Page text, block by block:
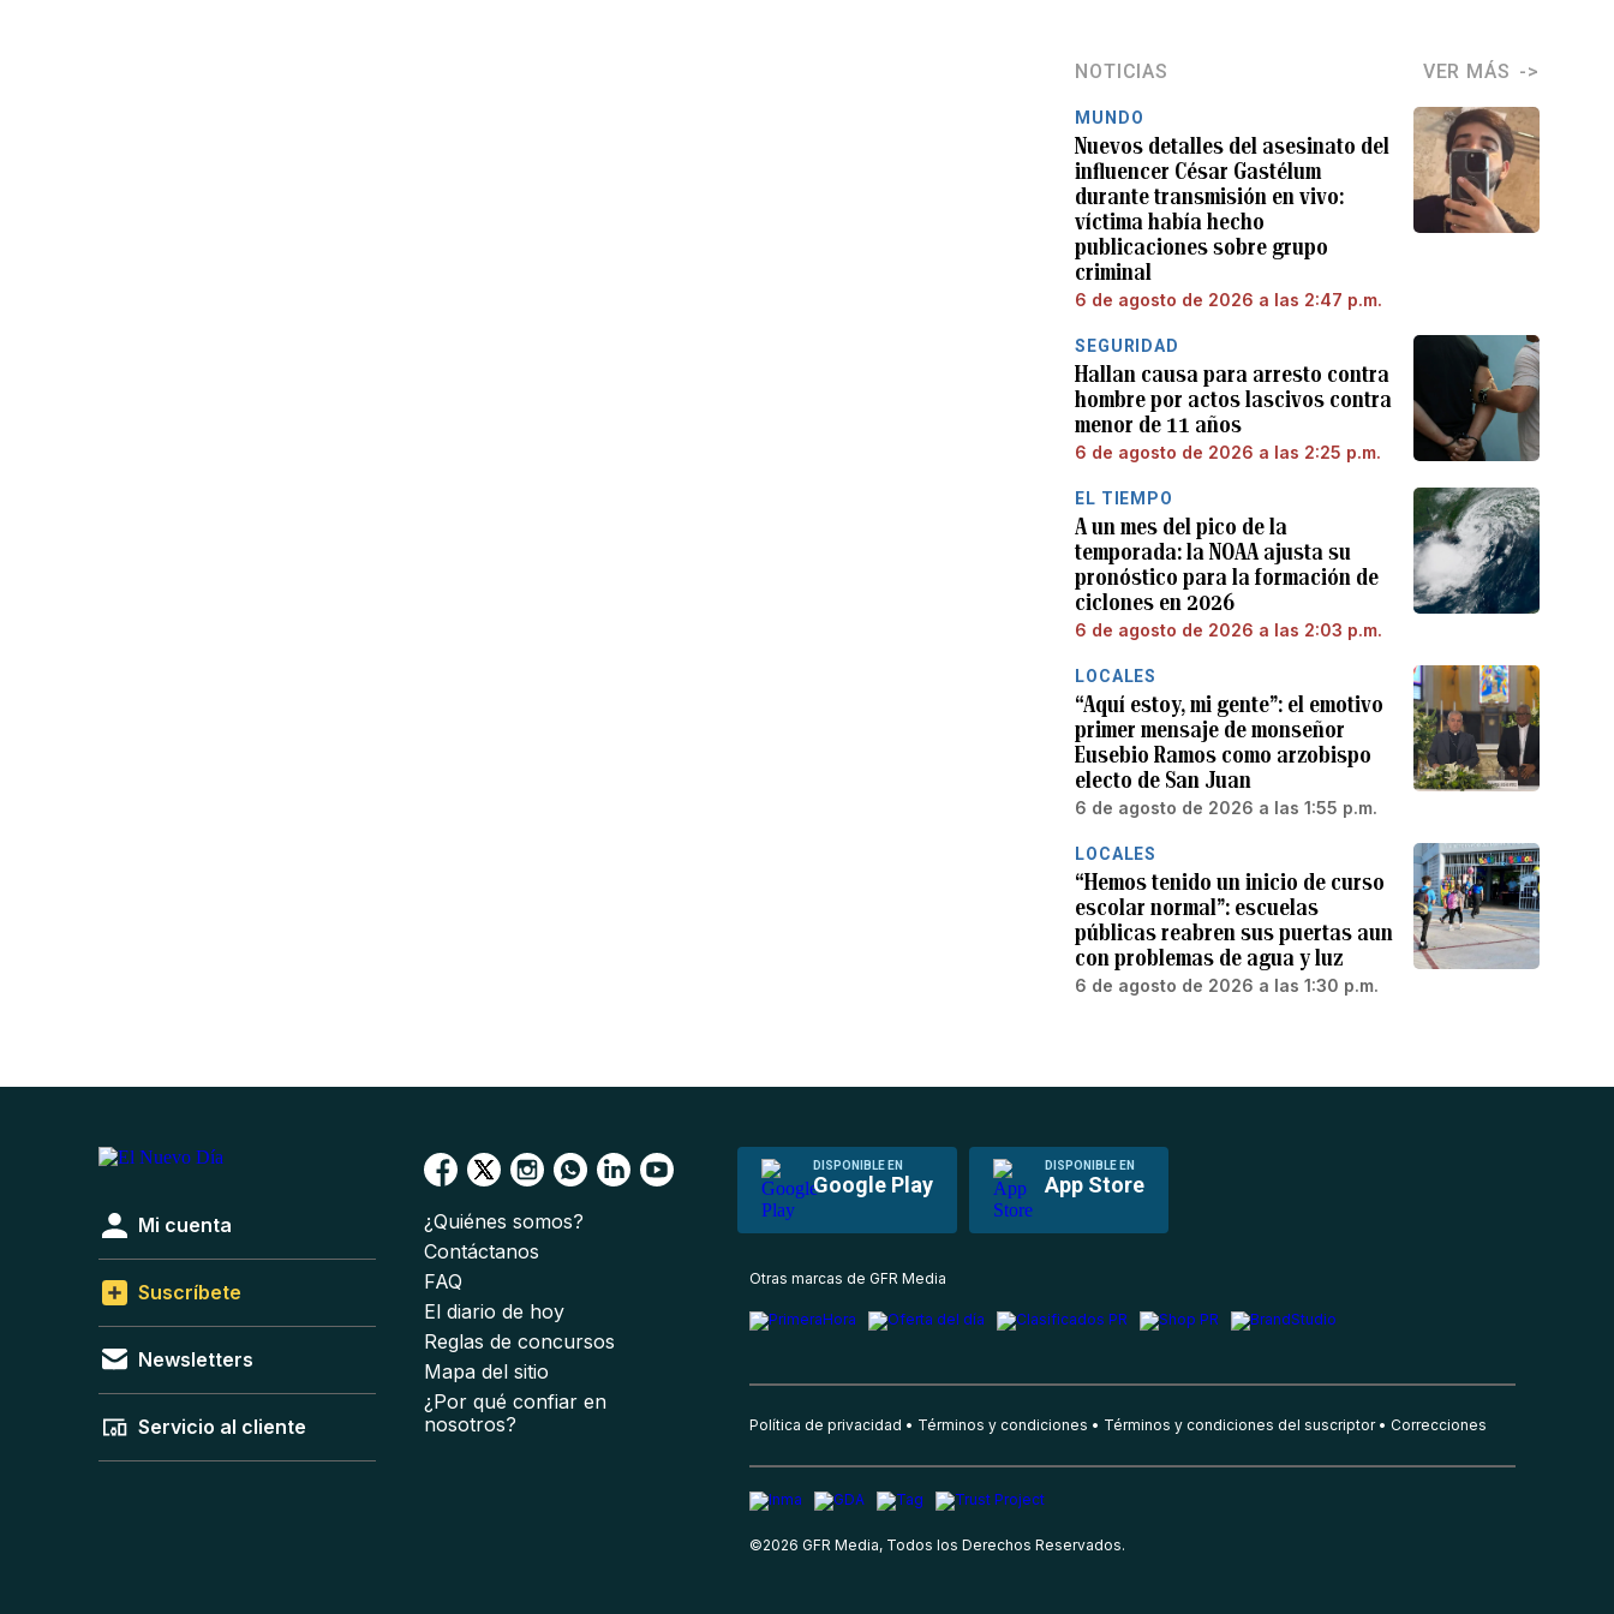
NOTICIAS VER MÁS
MUNDO
Nuevos detalles del asesinato del
influencer César Gastélum
durante transmisión en vivo:
víctima había hecho
publicaciones sobre grupo
criminal
6 de agosto de 2026 a las 2:47 p.m.
SEGURIDAD
Hallan causa para arresto contra
hombre por actos lascivos contra
menor de 11 años
6 de agosto de 2026 a las 2:25 p.m.
EL TIEMPO
A un mes del pico de la
temporada: la NOAA ajusta su
pronóstico para la formación de
ciclones en 2026
6 de agosto de 2026 a las 2:03 p.m.
LOCALES
“Aquí estoy, mi gente”: el emotivo
primer mensaje de monseñor
Eusebio Ramos como arzobispo
electo de San Juan
6 de agosto de 2026 a las 1:55 p.m.
LOCALES
“Hemos tenido un inicio de curso
escolar normal”: escuelas
públicas reabren sus puertas aun
con problemas de agua y luz
6 de agosto de 2026 a las 1:30 p.m.
DISPONIBLE EN
Google Play
DISPONIBLE EN
App Store
Mi cuenta
Suscríbete
Newsletters
Servicio al cliente
¿Quiénes somos?
Contáctanos
FAQ
El diario de hoy
Reglas de concursos
Mapa del sitio
¿Por qué confiar en
nosotros?
Otras marcas de GFR Media
Política de privacidad Términos y condiciones Términos y condiciones del suscriptor Correcciones
©2026 GFR Media, Todos los Derechos Reservados.